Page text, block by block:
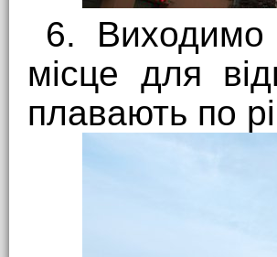
6.
місце для
плавають по